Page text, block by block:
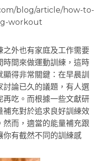
blog/article/how-to-
workout
外也有家庭及工作需要
時間來做運動訓練，這時
顯得非常關鍵：在早晨訓
論已久的議題，有人選
吃。而根據一些文獻研
補充對於追求良好訓練效
而，適當的能量補充跟
你有截然不同的訓練感